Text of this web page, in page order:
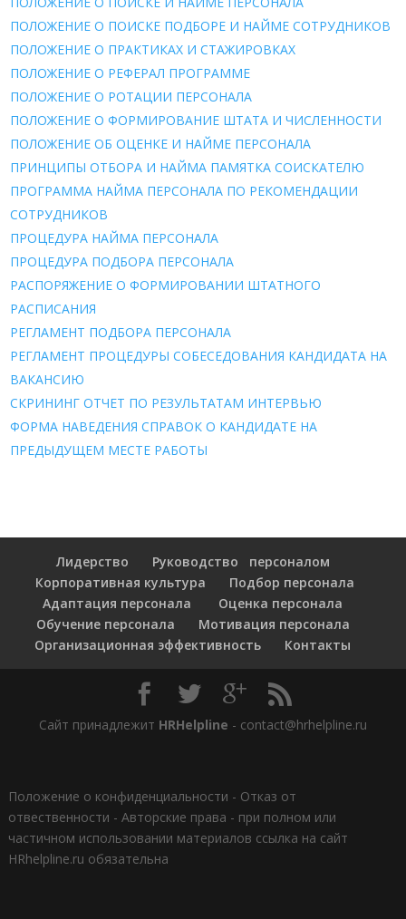
ПОЛОЖЕНИЕ О ПОИСКЕ ПОДБОРЕ И НАЙМЕ СОТРУДНИКОВ
ПОЛОЖЕНИЕ О ПРАКТИКАХ И СТАЖИРОВКАХ
ПОЛОЖЕНИЕ О РЕФЕРАЛ ПРОГРАММЕ
ПОЛОЖЕНИЕ О РОТАЦИИ ПЕРСОНАЛА
ПОЛОЖЕНИЕ О ФОРМИРОВАНИЕ ШТАТА И ЧИСЛЕННОСТИ
ПОЛОЖЕНИЕ ОБ ОЦЕНКЕ И НАЙМЕ ПЕРСОНАЛА
ПРИНЦИПЫ ОТБОРА И НАЙМА ПАМЯТКА СОИСКАТЕЛЮ
ПРОГРАММА НАЙМА ПЕРСОНАЛА ПО РЕКОМЕНДАЦИИ
СОТРУДНИКОВ
ПРОЦЕДУРА НАЙМА ПЕРСОНАЛА
ПРОЦЕДУРА ПОДБОРА ПЕРСОНАЛА
РАСПОРЯЖЕНИЕ О ФОРМИРОВАНИИ ШТАТНОГО
РАСПИСАНИЯ
РЕГЛАМЕНТ ПОДБОРА ПЕРСОНАЛА
РЕГЛАМЕНТ ПРОЦЕДУРЫ СОБЕСЕДОВАНИЯ КАНДИДАТА НА
ВАКАНСИЮ
СКРИНИНГ ОТЧЕТ ПО РЕЗУЛЬТАТАМ ИНТЕРВЬЮ
ФОРМА НАВЕДЕНИЯ СПРАВОК О КАНДИДАТЕ НА
ПРЕДЫДУЩЕМ МЕСТЕ РАБОТЫ
Лидерство
Руководство персоналом
Корпоративная культура
Подбор персонала
Адаптация персонала
Оценка персонала
Обучение персонала
Мотивация персонала
Организационная эффективность
Контакты
Сайт принадлежит HRHelpline - contact@hrhelpline.ru
Положение о конфиденциальности - Отказ от
отвественности - Авторские права - при полном или
частичном использовании материалов ссылка на сайт
HRhelpline.ru обязательна